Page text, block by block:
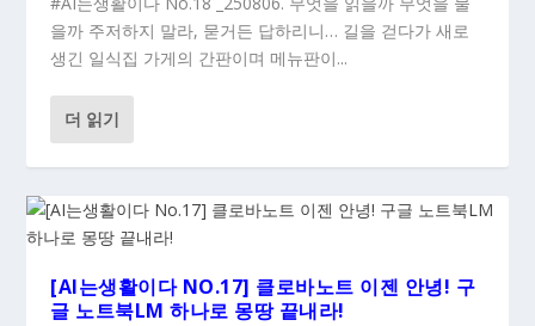
을까 주저하지 말라, 묻거든 답하리니… 길을 걷다가 새로
생긴 일식집 가게의 간판이며 메뉴판이...
더 읽기
[AI는생활이다 NO.17] 클로바노트 이젠 안녕! 구
글 노트북LM 하나로 몽땅 끝내라!